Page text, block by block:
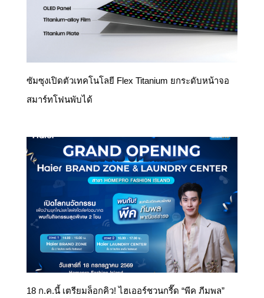
ซัมซุงเปิดตัวเทคโนโลยี Flex Titanium ยกระดับหน้าจอ
สมาร์ทโฟนพับได้
18 ก.ค.นี้ เตรียมล็อกคิว! ไฮเออร์ชวนกรี๊ด “พีค ภีมพล”